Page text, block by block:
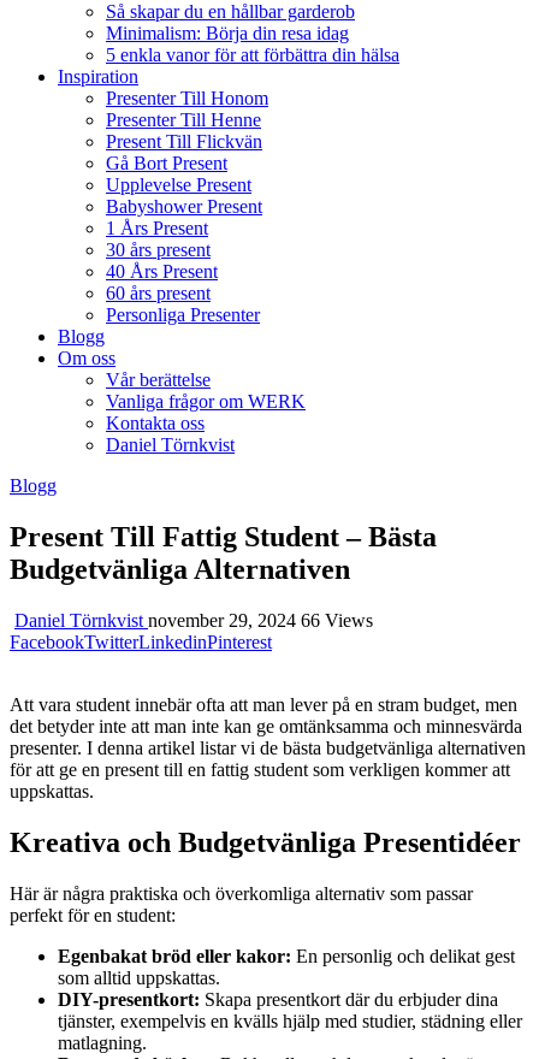
Så skapar du en hållbar garderob
Minimalism: Börja din resa idag
5 enkla vanor för att förbättra din hälsa
Inspiration
Presenter Till Honom
Presenter Till Henne
Present Till Flickvän
Gå Bort Present
Upplevelse Present
Babyshower Present
1 Års Present
30 års present
40 Års Present
60 års present
Personliga Presenter
Blogg
Om oss
Vår berättelse
Vanliga frågor om WERK
Kontakta oss
Daniel Törnkvist
Blogg
Present Till Fattig Student – Bästa
Budgetvänliga Alternativen
Daniel Törnkvist november 29, 2024 66 Views
FacebookTwitterLinkedinPinterest
Att vara student innebär ofta att man lever på en stram budget, men
det betyder inte att man inte kan ge omtänksamma och minnesvärda
presenter. I denna artikel listar vi de bästa budgetvänliga alternativen
för att ge en present till en fattig student som verkligen kommer att
uppskattas.
Kreativa och Budgetvänliga Presentidéer
Här är några praktiska och överkomliga alternativ som passar
perfekt för en student:
Egenbakat bröd eller kakor: En personlig och delikat gest
som alltid uppskattas.
DIY-presentkort: Skapa presentkort där du erbjuder dina
tjänster, exempelvis en kvälls hjälp med studier, städning eller
matlagning.